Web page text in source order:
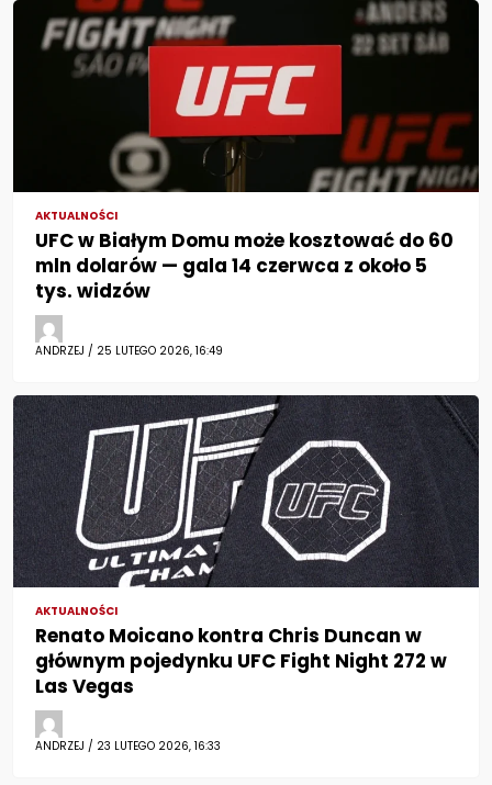
AKTUALNOŚCI
UFC w Białym Domu może kosztować do 60
mln dolarów — gala 14 czerwca z około 5
tys. widzów
ANDRZEJ / 25 LUTEGO 2026, 16:49
AKTUALNOŚCI
Renato Moicano kontra Chris Duncan w
głównym pojedynku UFC Fight Night 272 w
Las Vegas
ANDRZEJ / 23 LUTEGO 2026, 16:33